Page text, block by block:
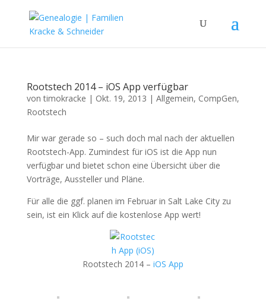
Rootstech 2014 – iOS App verfügbar
vontimokracke | Okt. 19, 2013 | Allgemein, CompGen,
Rootstech
Mir war gerade so – such doch mal nach der aktuellen
Rootstech-App. Zumindest für iOS ist die App nun
verfügbar und bietet schon eine Übersicht über die
Vorträge, Aussteller und Pläne.
Für alle die ggf. planen im Februar in Salt Lake City zu
sein, ist ein Klick auf die kostenlose App wert!
Rootstech 2014 – iOS App